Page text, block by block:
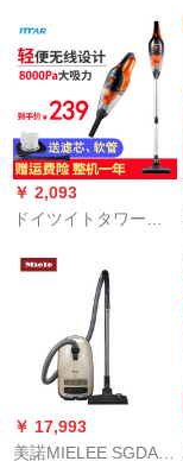
ィーノ掃除機家庭用
無線掃除機コードレ
ス大電力充電携帯帯
型小型米粒百格レイ
無線掃除機VC 812 D-
1
￥ 2,093
ドイツイトタワー
機家庭用携帯型車載
小型充電高出力乾湿
両用静音オレンジー
￥ 17,993
美諾MIELEE SGDA